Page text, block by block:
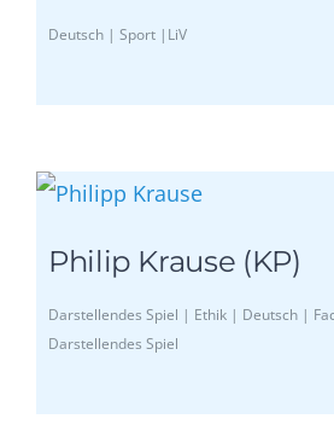
Deutsch | Sport |LiV
Philip Krause (KP)
Darstellendes Spiel | Ethik | Deutsch |
Darstellendes Spiel